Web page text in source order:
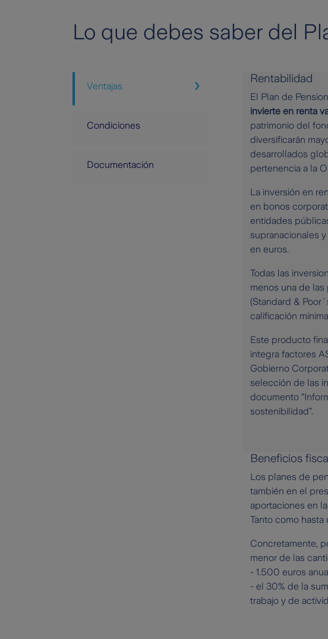
Lo que debes saber del
Ventajas
Rentabilidad
El Plan de
invierte en renta
patrimonio del
diversificarán
desarrollados
pertenencia a la
La inversión en
en bonos
entidades
supranacionales
en euros.
Todas las
menos una de
(Standard &
calificación
Este producto
integra factores
Gobierno
selección de las
documento
sostenibilidad".
Beneficios
Los planes de
también en el
aportaciones en
Tanto como hasta
Concretamente,
menor de las
- 1.500 euros
- el 30% de la
trabajo y de
Condiciones
Documentación